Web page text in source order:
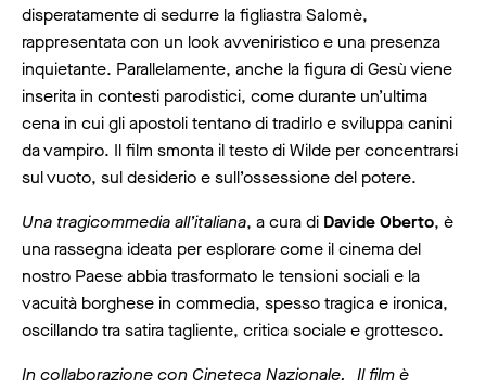
disperatamente di sedurre la figliastra Salomè,
rappresentata con un look avveniristico e una presenza
inquietante. Parallelamente, anche la figura di Gesù viene
inserita in contesti parodistici, come durante un’ultima
cena in cui gli apostoli tentano di tradirlo e sviluppa canini
da vampiro. Il film smonta il testo di Wilde per concentrarsi
sul vuoto, sul desiderio e sull’ossessione del potere.
Una tragicommedia all’italiana, a cura di Davide Oberto, è
una rassegna ideata per esplorare come il cinema del
nostro Paese abbia trasformato le tensioni sociali e la
vacuità borghese in commedia, spesso tragica e ironica,
oscillando tra satira tagliente, critica sociale e grottesco.
In collaborazione con Cineteca Nazionale. Il film è